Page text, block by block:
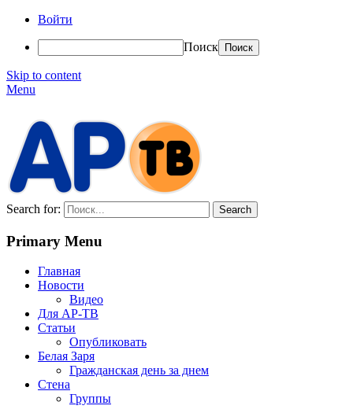
Войти
Поиск
Skip to content
Menu
Search for:
Primary Menu
Главная
Новости
Видео
Для АР-ТВ
Статьи
Опубликовать
Белая Заря
Гражданская день за днем
Стена
Группы